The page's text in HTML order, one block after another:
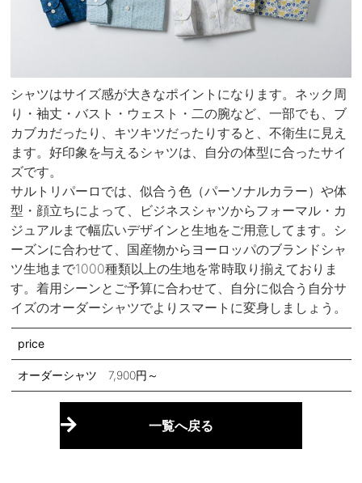
シャツはサイズ感が大きなポイントになります。ネック周
り・袖丈・バスト・ウェスト・二の腕など、一部でも、ブ
カブカだったり、キツキツだったりすると、不衛生に見え
ます。好印象を与えるシャツは、自分の体型に合ったサイ
ズです。
サルトリパーロでは、似合う色（パーソナルカラー）や体
型・顔立ちによって、ビジネスシャツからフォーマル・カ
ジュアルまで幅広いデザインと生地をご用意してます。シ
ーズンに合わせて、国産物からヨーロッパのブランドシャ
ツ生地まで1000種類以上の生地を常時取り揃えておりま
す。着用シーンとご予算に合わせて、自分に似合う自分サ
イズのオーダーシャツでよりスマートに変身しましょう。
price
オーダーシャツ 7,900円～
一覧へ戻る